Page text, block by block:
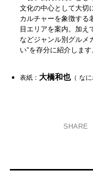
文化の中心として大切
カルチャーを象徴する
目エリアを案内。加え
などジャンル別グルメ
い”を存分に紹介します
表紙： 大橋和也（ なに
SHARE